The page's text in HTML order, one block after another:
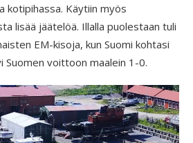
kotipihassa. Käytiin myös
lisää jäätelöä. Illalla puolestaan tuli
EM-kisoja, kun Suomi kohtasi
Suomen voittoon maalein 1-0.